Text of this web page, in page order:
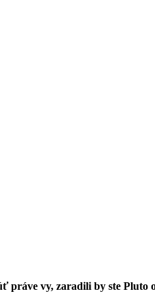
práve vy, zaradili by ste Pluto